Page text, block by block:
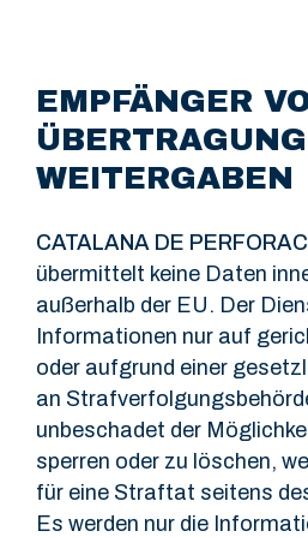
EMPFÄNGER
WEITERGABEN
CATALANA DE
übermittelt keine Daten
außerhalb der EU. Der
Informationen nur auf
oder aufgrund einer
an
unbeschadet der
sperren oder zu löschen,
für eine Straftat seitens
Es werden nur die